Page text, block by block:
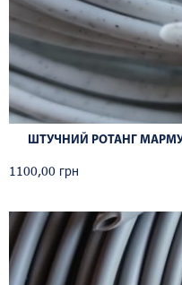
ШТУЧНИЙ РОТАНГ
1100,00 грн